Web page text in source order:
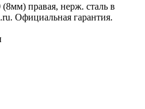
правая, нерж. сталь в
Официальная гарантия.